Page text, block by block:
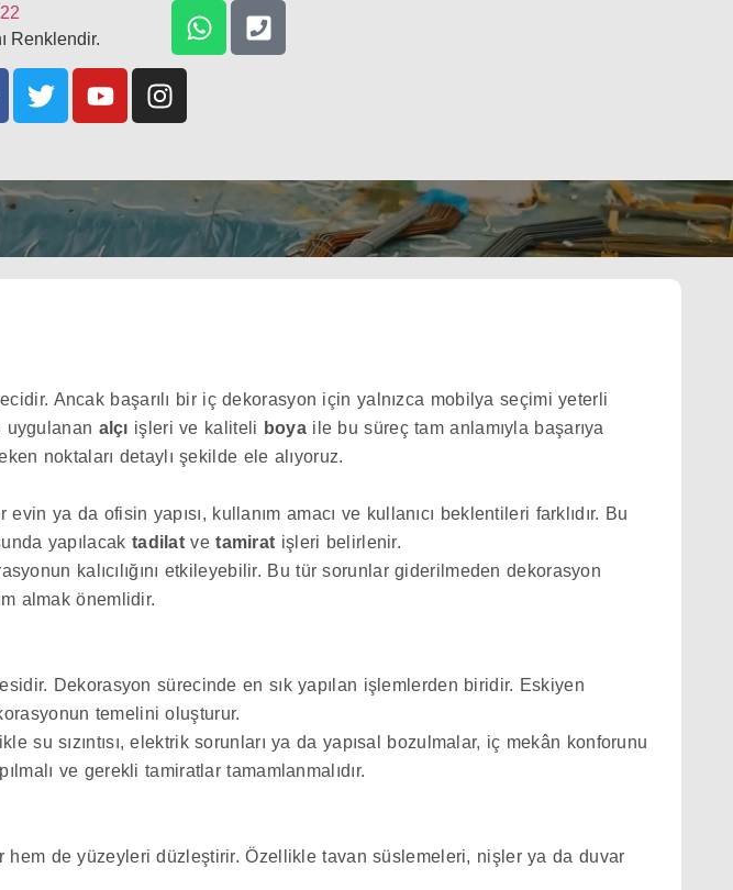
Renklendir.
Ancak başarılı bir iç dekorasyon için yalnızca mobilya seçimi yeterli
uygulanan alçı işleri ve kaliteli boyaile bu süreç tam anlamıyla başarıya
noktaları detaylı şekilde ele alıyoruz.
ya da ofisin yapısı, kullanım amacı ve kullanıcı beklentileri farklıdır. Bu
yapılacak tadilat vetamirat işleri belirlenir.
kalıcılığını etkileyebilir. Bu tür sorunlar giderilmeden dekorasyon
almak önemlidir.
Dekorasyon sürecinde en sık yapılan işlemlerden biridir. Eskiyen
temelini oluşturur.
su sızıntısı, elektrik sorunları ya da yapısal bozulmalar, iç mekân konforunu
ve gerekli tamiratlar tamamlanmalıdır.
hem de yüzeyleri düzleştirir. Özellikle tavan süslemeleri, nişler ya da duvar